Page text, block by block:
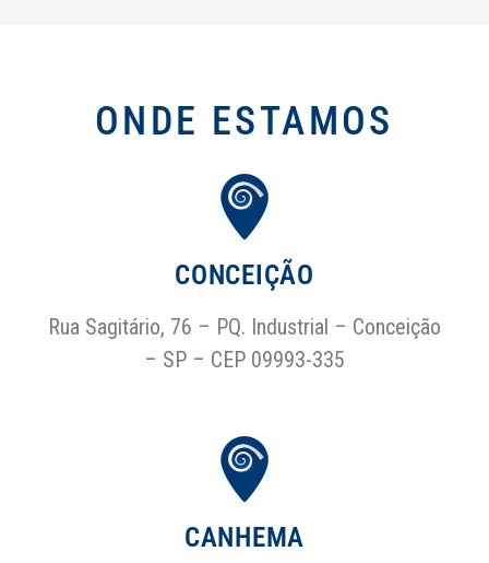
ONDE ESTAMOS
CONCEIÇÃO
Rua Sagitário, 76 – PQ. Industrial – Conceição
– SP – CEP 09993-335
CANHEMA